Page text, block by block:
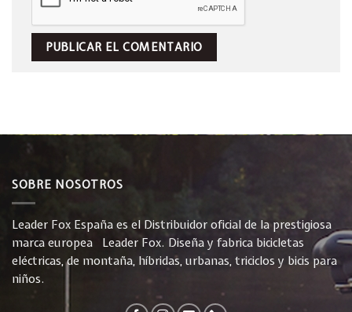
SOBRE NOSOTROS
Leader Fox España es el Distribuidor oficial de la prestigiosa
marca europea Leader Fox. Diseña y fabrica bicicletas
eléctricas, de montaña, híbridas, urbanas, triciclos y bicis para
niños.